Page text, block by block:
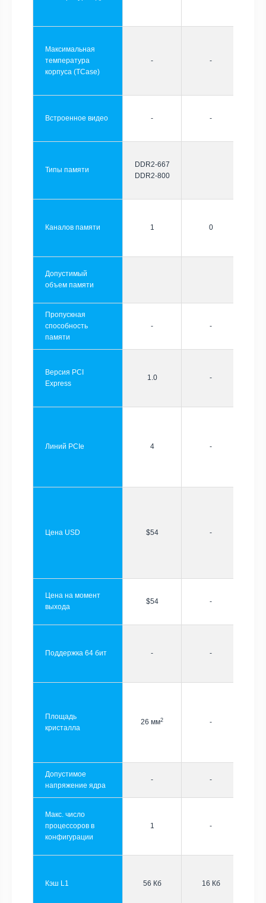
Максимальная
температура
корпуса (TCase)
- -
Встроенное видео - -
Типы памяти
DDR2-667
DDR2-800
Каналов памяти 1 0
Допустимый
объем памяти
Пропускная
способность
памяти
- -
Версия PCI
Express
1.0 -
Линий PCIe 4 -
Цена USD $54 -
Цена на момент
выхода
$54 -
Поддержка 64 бит - -
Площадь
кристалла
26 мм2 -
Допустимое
напряжение ядра
- -
Макс. число
процессоров в
конфигурации
1 -
Кэш L1 56 Кб 16 Кб